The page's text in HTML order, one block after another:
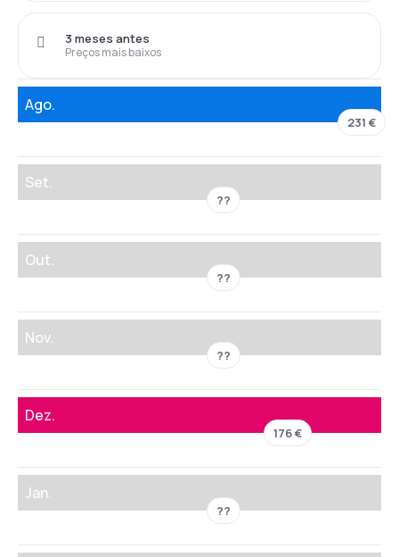
Preços mais baixos
3 meses antes
Ago.
231 €
Set.
??
Out.
??
Nov.
??
Dez.
176 €
Jan.
??